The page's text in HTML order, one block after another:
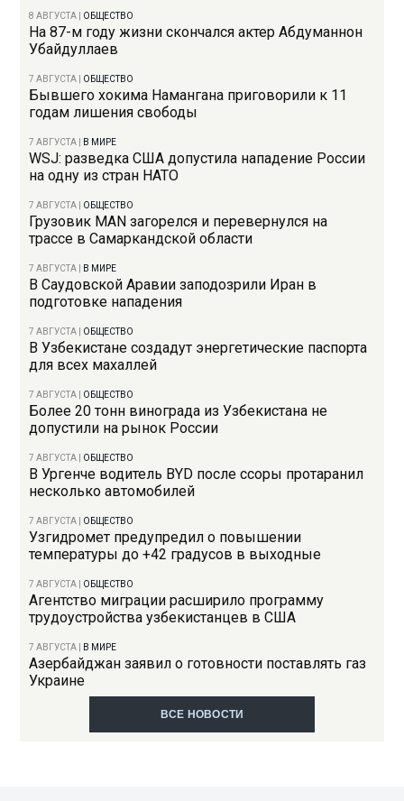
8 АВГУСТА ОБЩЕСТВО
На 87-м году жизни скончался актер Абдуманнон
Убайдуллаев
7 АВГУСТА ОБЩЕСТВО
Бывшего хокима Намангана приговорили к 11
годам лишения свободы
7 АВГУСТА В МИРЕ
WSJ: разведка США допустила нападение России
на одну из стран НАТО
7 АВГУСТА ОБЩЕСТВО
Грузовик MAN загорелся и перевернулся на
трассе в Самаркандской области
7 АВГУСТА В МИРЕ
В Саудовской Аравии заподозрили Иран в
подготовке нападения
7 АВГУСТА ОБЩЕСТВО
В Узбекистане создадут энергетические паспорта
для всех махаллей
7 АВГУСТА ОБЩЕСТВО
Более 20 тонн винограда из Узбекистана не
допустили на рынок России
7 АВГУСТА ОБЩЕСТВО
В Ургенче водитель BYD после ссоры протаранил
несколько автомобилей
7 АВГУСТА ОБЩЕСТВО
Узгидромет предупредил о повышении
температуры до +42 градусов в выходные
7 АВГУСТА ОБЩЕСТВО
Агентство миграции расширило программу
трудоустройства узбекистанцев в США
7 АВГУСТА В МИРЕ
Азербайджан заявил о готовности поставлять газ
Украине
ВСЕ НОВОСТИ